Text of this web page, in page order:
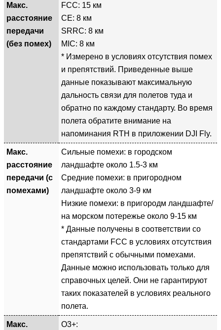
Макс.
расстояние
передачи
(без помех)
FCC: 15 км
CE: 8 км
SRRC: 8 км
MIC: 8 км
* Измерено в условиях отсутствия помех
и препятствий. Приведенные выше
данные показывают максимальную
дальность связи для полетов туда и
обратно по каждому стандарту. Во время
полета обратите внимание на
напоминания RTH в приложении DJI Fly.
Макс.
расстояние
передачи (с
помехами)
Сильные помехи: в городском
ландшафте около 1.5-3 км
Средние помехи: в пригородном
ландшафте около 3-9 км
Низкие помехи: в пригородм ландшафте/
на морском потережье около 9-15 км
* Данные получены в соответствии со
стандартами FCC в условиях отсутствия
препятствий с обычными помехами.
Данные можно использовать только для
справочных целей. Они не гарантируют
таких показателей в условиях реального
полета.
Макс. O3+: